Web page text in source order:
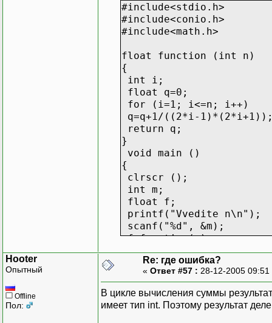
#include<stdio.h>
#include<conio.h>
#include<math.h>
float function (int n)
{
int i;
float q=0;
for (i=1; i<=n; i++)
q=q+1/((2*i-
return q;
}
void main ()
{
clrscr ();
int m;
float f;
printf("Vvedite n\n");
scanf("%d", &m);
f=function(m);
printf("Dlya dannogo n
getch();
Hooter
Опытный
Offline
Пол:
Re: где ошибка?
« Ответ #57 : 28-12-2005
В цикле вычисления суммы
имеет тип int. Поэтому результат